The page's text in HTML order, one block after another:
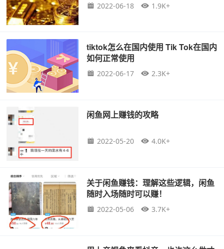
2022-06-18 1.9K+
tiktok怎么在国内使用 Tik Tok在国内
如何正常使用
2022-06-17 2.3K+
闲鱼网上赚钱的攻略
2022-05-20 4.0K+
关于闲鱼赚钱：理解这些逻辑，闲鱼
随时入场随时可以赚！
2022-05-06 3.7K+